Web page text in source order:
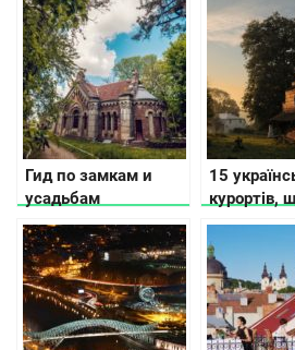
без екскурсії
Гид по замкам и
усадьбам
Винницкой области
15
курортів,